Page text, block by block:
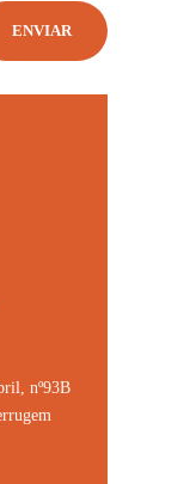
nº93B